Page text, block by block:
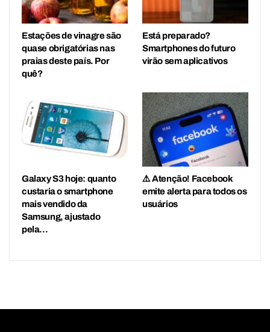
Estações de vinagre são
quase obrigatórias nas
praias deste país. Por
quê?
Está preparado?
Smartphones do futuro
virão sem aplicativos
Galaxy S3 hoje: quanto
custaria o smartphone
mais vendido da
Samsung, ajustado
pela…
⚠️ Atenção! Facebook
emite alerta para todos os
usuários